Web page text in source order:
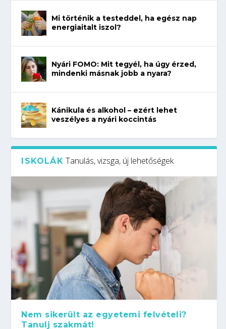
Mi történik a testeddel, ha egész nap
energiaitalt iszol?
Nyári FOMO: Mit tegyél, ha úgy érzed,
mindenki másnak jobb a nyara?
Kánikula és alkohol – ezért lehet
veszélyes a nyári koccintás
ISKOLÁK Tanulás, vizsga, új lehetőségek
Nem sikerült az egyetemi felvételi?
Tanulj szakmát!